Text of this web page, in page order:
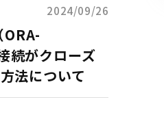
2024/09/26
続がクローズ
法について